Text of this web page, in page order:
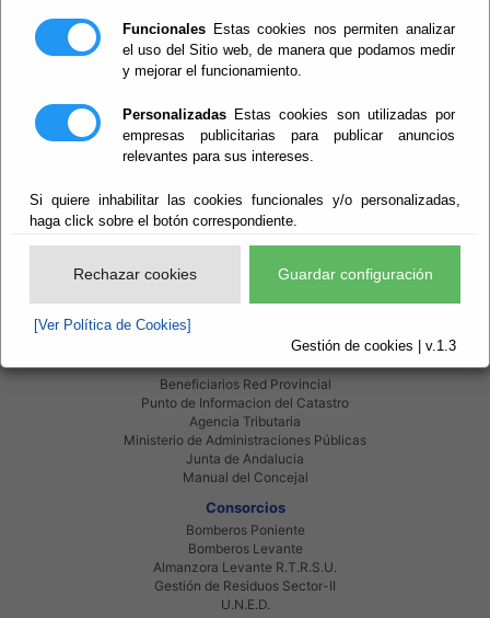
Funcionales Estas cookies nos permiten analizar
el uso del Sitio web, de manera que podamos medir
y mejorar el funcionamiento.
Personalizadas Estas cookies son utilizadas por
empresas publicitarias para publicar anuncios
relevantes para sus intereses.
Si quiere inhabilitar las cookies funcionales y/o personalizadas,
haga click sobre el botón correspondiente.
Rechazar cookies Guardar configuración
[Ver Política de Cookies]
Gestión de cookies | v.1.3
Plan Normativo Provincial 2025
Red Provincial
Intranet Adheridos
Beneficiarios Red Provincial
Punto de Informacion del Catastro
Agencia Tributaria
Ministerio de Administraciones Públicas
Junta de Andalucia
Manual del Concejal
Consorcios
Bomberos Poniente
Bomberos Levante
Almanzora Levante R.T.R.S.U.
Gestión de Residuos Sector-II
U.N.E.D.